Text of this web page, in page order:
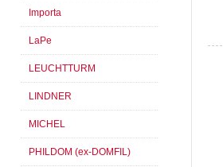
Importa
LaPe
LEUCHTTURM
LINDNER
MICHEL
PHILDOM (ex-DOMFIL)